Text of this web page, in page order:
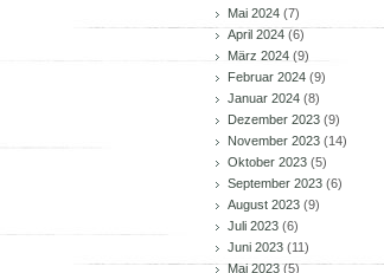
Mai 2024 (7)
April 2024 (6)
März 2024 (9)
Februar 2024 (9)
Januar 2024 (8)
Dezember 2023 (9)
November 2023 (14)
Oktober 2023 (5)
September 2023 (6)
August 2023 (9)
Juli 2023 (6)
Juni 2023 (11)
Mai 2023(5)